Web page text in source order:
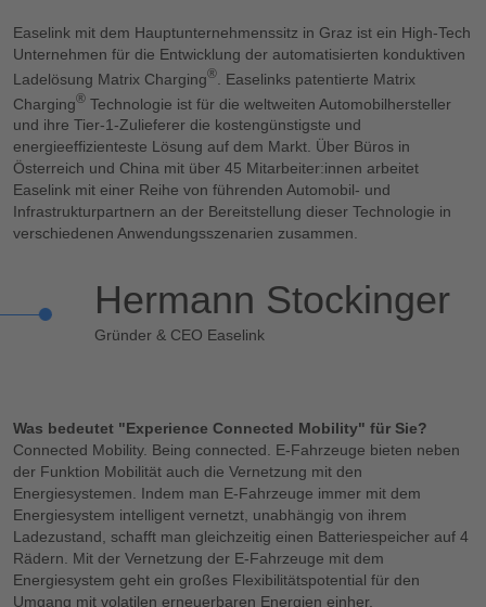
Easelink mit dem Hauptunternehmenssitz in Graz ist ein High-Tech
Unternehmen für die Entwicklung der automatisierten konduktiven
Ladelösung Matrix Charging® . Easelinks patentierte Matrix
Charging® Technologie ist für die weltweiten Automobilhersteller
und ihre Tier-1-Zulieferer die kostengünstigste und
energieeffizienteste Lösung auf dem Markt. Über Büros in
Österreich und China mit über 45 Mitarbeiter:innen arbeitet
Easelink mit einer Reihe von führenden Automobil- und
Infrastrukturpartnern an der Bereitstellung dieser Technologie in
verschiedenen Anwendungsszenarien zusammen.
Hermann Stockinger
Gründer & CEO Easelink
Was bedeutet "Experience Connected Mobility" für Sie?
Connected Mobility. Being connected. E-Fahrzeuge bieten neben
der Funktion Mobilität auch die Vernetzung mit den
Energiesystemen. Indem man E-Fahrzeuge immer mit dem
Energiesystem intelligent vernetzt, unabhängig von ihrem
Ladezustand, schafft man gleichzeitig einen Batteriespeicher auf 4
Rädern. Mit der Vernetzung der E-Fahrzeuge mit dem
Energiesystem geht ein großes Flexibilitätspotential für den
Umgang mit volatilen erneuerbaren Energien einher.